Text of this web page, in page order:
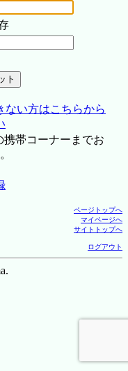
ない方はこちらから
帯コーナーまでお
ページトップへ
マイページへ
サイトトップへ
ログアウト